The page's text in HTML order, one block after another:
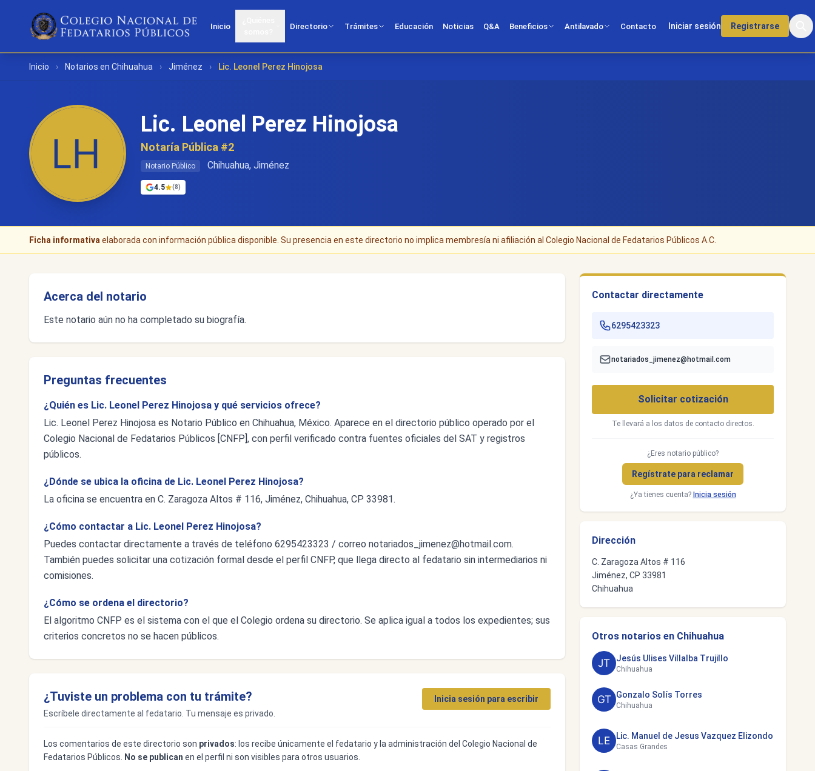
Inicio Directorio Trámites Educación Noticias Q&A Beneficios Antilavado Contacto Iniciar sesión Registrarse
Inicio › Notarios en Chihuahua › Jiménez › Lic. Leonel Perez Hinojosa
Lic. Leonel Perez Hinojosa
Notaría Pública #2
Notario Público Chihuahua, Jiménez
4.5 (8)
Ficha informativa elaborada con información pública disponible. Su presencia en este directorio no implica membresía ni afiliación al Colegio Nacional de Fedatarios Públicos A.C.
Acerca del notario
Este notario aún no ha completado su biografía.
Preguntas frecuentes
¿Quién es Lic. Leonel Perez Hinojosa y qué servicios ofrece?
Lic. Leonel Perez Hinojosa es Notario Público en Chihuahua, México. Aparece en el directorio público operado por el
Colegio Nacional de Fedatarios Públicos [CNFP], con perfil verificado contra fuentes oficiales del SAT y registros
públicos.
¿Dónde se ubica la oficina de Lic. Leonel Perez Hinojosa?
La oficina se encuentra en C. Zaragoza Altos # 116, Jiménez, Chihuahua, CP 33981.
¿Cómo contactar a Lic. Leonel Perez Hinojosa?
Puedes contactar directamente a través de teléfono 6295423323 / correo notariados_jimenez@hotmail.com.
También puedes solicitar una cotización formal desde el perfil CNFP, que llega directo al fedatario sin intermediarios ni
comisiones.
¿Cómo se ordena el directorio?
El algoritmo CNFP es el sistema con el que el Colegio ordena su directorio. Se aplica igual a todos los expedientes; sus
criterios concretos no se hacen públicos.
¿Tuviste un problema con tu trámite?
Escríbele directamente al fedatario. Tu mensaje es privado.
Inicia sesión para escribir
Los comentarios de este directorio son privados: los recibe únicamente el fedatario y la administración del Colegio Nacional de
Fedatarios Públicos.
No se publican en el perfil ni son visibles para otros usuarios.
Contactar directamente
6295423323
notariados_jimenez@hotmail.com
Solicitar cotización
Te llevará a los datos de contacto directos.
¿Eres notario público?
Regístrate para reclamar
¿Ya tienes cuenta? Inicia sesión
Dirección
C. Zaragoza Altos # 116
Jiménez, CP 33981
Chihuahua
Otros notarios en Chihuahua
Jesús Ulises Villalba Trujillo
Chihuahua
Gonzalo Solís Torres
Chihuahua
Lic. Manuel de Jesus Vazquez Elizondo
Casas Grandes